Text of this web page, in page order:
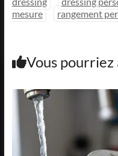
mesure
rangement
Vous pourriez